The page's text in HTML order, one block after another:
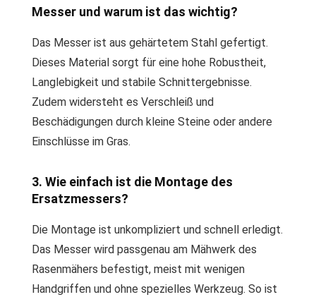
Messer und warum ist das wichtig?
Das Messer ist aus gehärtetem Stahl gefertigt.
Dieses Material sorgt für eine hohe Robustheit,
Langlebigkeit und stabile Schnittergebnisse.
Zudem widersteht es Verschleiß und
Beschädigungen durch kleine Steine oder andere
Einschlüsse im Gras.
3. Wie einfach ist die Montage des
Ersatzmessers?
Die Montage ist unkompliziert und schnell erledigt.
Das Messer wird passgenau am Mähwerk des
Rasenmähers befestigt, meist mit wenigen
Handgriffen und ohne spezielles Werkzeug. So ist